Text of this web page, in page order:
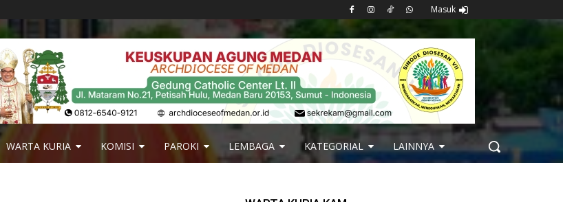
Masuk
WARTA KURIA KOMISI PAROKI LEMBAGA KATEGORIAL LAINNYA